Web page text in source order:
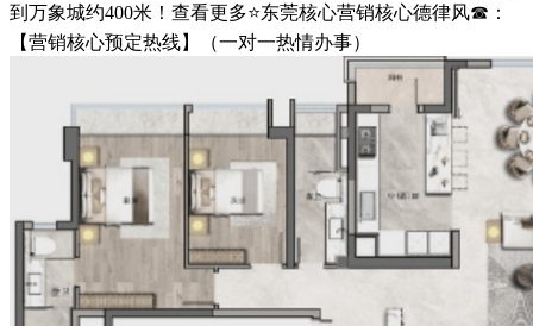
到万象城约400米！查看更多⭐东莞核心营销核心德律风☎：
【营销核心预定热线】（一对一热情办事）